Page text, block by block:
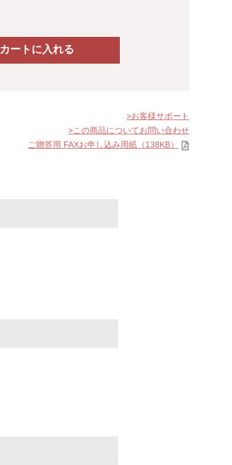
カートに入れる
お客様サポート
この商品についてお問い合わせ
ご贈答用 FAXお申し込み用紙（138KB）